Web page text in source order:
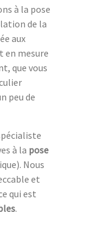
à la pose
de la
aux
en mesure
que vous
peu de
à la pose
Nous
et
qui est
.